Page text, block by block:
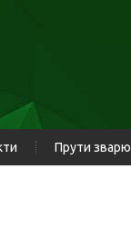
Прути